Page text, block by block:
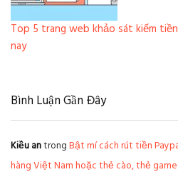
Top 5 trang web khảo sát kiếm
nay
Bình Luận Gần Đây
Kiều antrongBật mí cách rút tiền
hàng Việt Nam hoặc thẻ cào, thẻ game